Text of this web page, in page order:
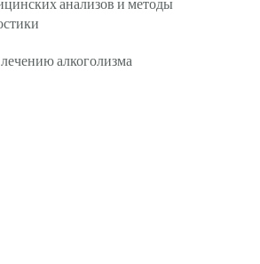
анализов и методы
алкоголизма